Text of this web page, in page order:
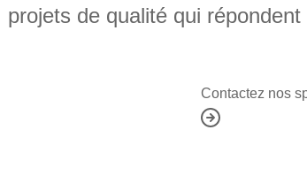
projets de qualité qui
Contactez nos